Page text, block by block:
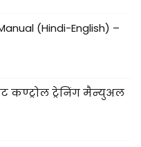
(Hindi-English) –
कण्ट्रोल ट्रेनिंग मैन्युअल